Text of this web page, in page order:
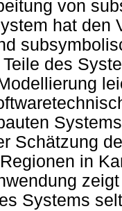
von
hat den
des
Schätzung
in
Systems